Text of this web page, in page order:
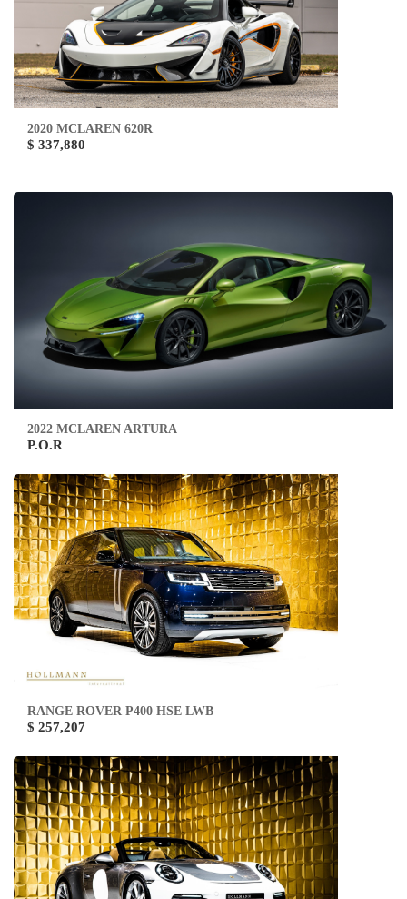
2020 MCLAREN 620R
$ 337,880
2022 MCLAREN ARTURA
P.O.R
RANGE ROVER P400 HSE LWB
$ 257,207